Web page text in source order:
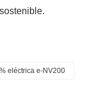
eléctrica e-NV200